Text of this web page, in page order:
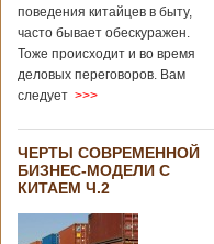
поведения китайцев в быту,
часто бывает обескуражен.
Тоже происходит и во время
деловых переговоров. Вам
следует >>>
ЧЕРТЫ СОВРЕМЕННОЙ
БИЗНЕС-МОДЕЛИ С
КИТАЕМ Ч.2